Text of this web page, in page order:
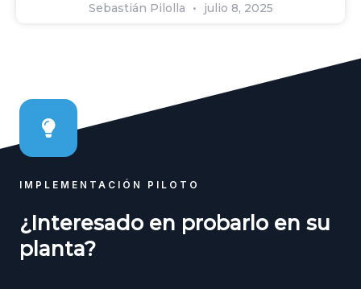
Sebastián Pilolla julio 8, 2025
IMPLEMENTACIÓN PILOTO
¿Interesado en probarlo en su
planta?